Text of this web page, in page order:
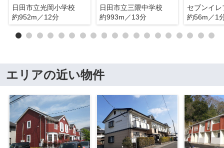
日田市立光岡小学校
約952m／12分
日田市立三隈中学校
約993m／13分
約56m／1
エリアの近い物件